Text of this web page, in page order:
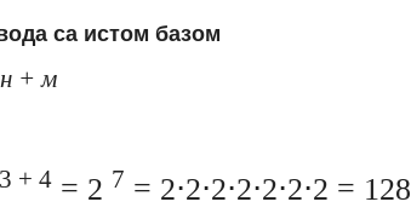
са истом базом
н + м
3 + 4 = 2 7 = 2⋅2⋅2⋅2⋅2⋅2⋅2 = 128